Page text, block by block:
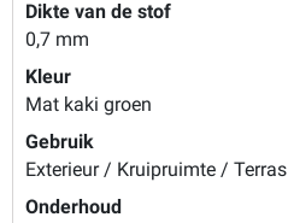
Dikte van de stof
0,7 mm
Kleur
Mat kaki groen
Gebruik
Exterieur / Kruipruimte / Terras
Onderhoud